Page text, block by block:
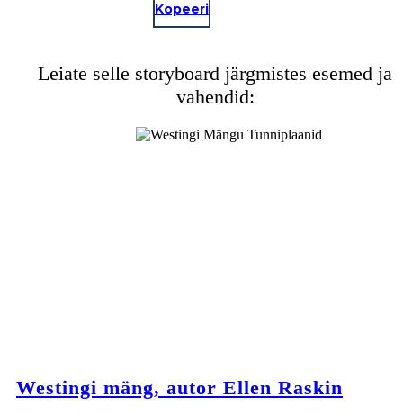
Kopeeri
Leiate selle storyboard järgmistes esemed ja
vahendid:
Westingi mäng, autor Ellen Raskin